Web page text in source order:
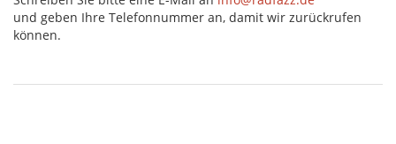
und geben Ihre Telefonnummer an, damit wir zurückrufen
können.